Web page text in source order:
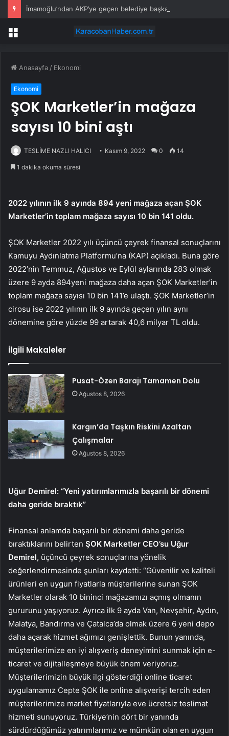
İmamoğlu’ndan AKP’ye geçen belediye başkanlarına tepki
Menü
Anasayfa / Ekonomi
Ekonomi
ŞOK Marketler’in mağaza
sayısı 10 bini aştı
TESLİME NAZLI HALICI Kasım 9, 2022 0 14
1 dakika okuma süresi
2022 yılının ilk 9 ayında 894 yeni mağaza açan ŞOK
Marketler’in toplam mağaza sayısı 10 bin 141 oldu.
ŞOK Marketler 2022 yılı üçüncü çeyrek finansal sonuçlarını
Kamuyu Aydınlatma Platformu’na (KAP) açıkladı. Buna göre
2022’nin Temmuz, Ağustos ve Eylül aylarında 283 olmak
üzere 9 ayda 894yeni mağaza daha açan ŞOK Marketler’in
toplam mağaza sayısı 10 bin 141’e ulaştı. ŞOK Marketler’in
cirosu ise 2022 yılının ilk 9 ayında geçen yılın aynı
dönemine göre yüzde 99 artarak 40,6 milyar TL oldu.
İlgili Makaleler
Pusat-Özen Barajı Tamamen Dolu
Ağustos 8, 2026
Kargın’da Taşkın Riskini Azaltan
Çalışmalar
Ağustos 8, 2026
Uğur Demirel: “Yeni yatırımlarımızla başarılı bir dönemi
daha geride bıraktık”
Finansal anlamda başarılı bir dönemi daha geride
bıraktıklarını belirten ŞOK Marketler CEO’su Uğur
Demirel, üçüncü çeyrek sonuçlarına yönelik
değerlendirmesinde şunları kaydetti: “Güvenilir ve kaliteli
ürünleri en uygun fiyatlarla müşterilerine sunan ŞOK
Marketler olarak 10 bininci mağazamızı açmış olmanın
gururunu yaşıyoruz. Ayrıca ilk 9 ayda Van, Nevşehir, Aydın,
Malatya, Bandırma ve Çatalca’da olmak üzere 6 yeni depo
daha açarak hizmet ağımızı genişlettik. Bunun yanında,
müşterilerimize en iyi alışveriş deneyimini sunmak için e-
ticaret ve dijitalleşmeye büyük önem veriyoruz.
Müşterilerimizin büyük ilgi gösterdiği online ticaret
uygulamamız Cepte ŞOK ile online alışverişi tercih eden
müşterilerimize market fiyatlarıyla eve ücretsiz teslimat
hizmeti sunuyoruz. Türkiye’nin dört bir yanında
sürdürdüğümüz yatırımlarımız ve mümkün olan en uygun